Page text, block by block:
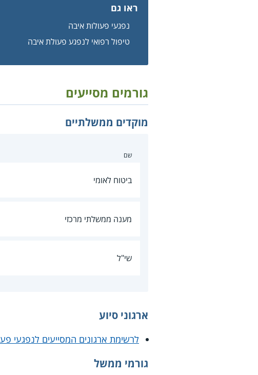
ראו גם
נפגעי פעולות איבה
טיפול רפואי לנפגע פעולת איבה
גורמים מסייעים
מוקדים ממשלתיים
שם
ביטוח לאומי
מענה ממשלתי מרכזי
שי"ל
ארגוני סיוע
לרשימת ארגונים המסייעים לנפגעי
גורמי ממשל